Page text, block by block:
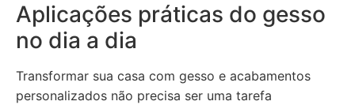
Aplicações práticas do gesso
no dia a dia
Transformar sua casa com gesso e acabamentos
personalizados não precisa ser uma tarefa